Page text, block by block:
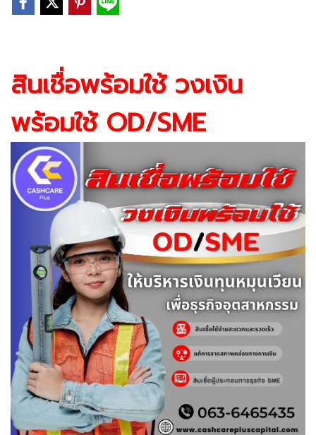
สินเชื่อพร้อมใช้ วงเงิน
พร้อมใช้ OD/SME